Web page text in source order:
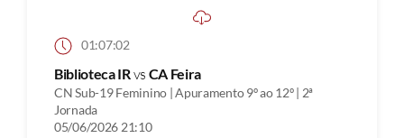
01:07:02
Biblioteca IRvs CA Feira
CN Sub-19 Feminino | Apuramento 9º ao 12º | 2ª
Jornada
05/06/2026 21:10